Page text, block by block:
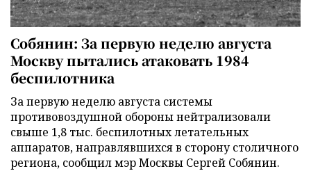
Собянин: За первую неделю августа
Москву пытались атаковать 1984
беспилотника
За первую неделю августа системы
противовоздушной обороны нейтрализовали
свыше 1,8 тыс. беспилотных летательных
аппаратов, направлявшихся в сторону столичного
региона, сообщил мэр Москвы Сергей Собянин.